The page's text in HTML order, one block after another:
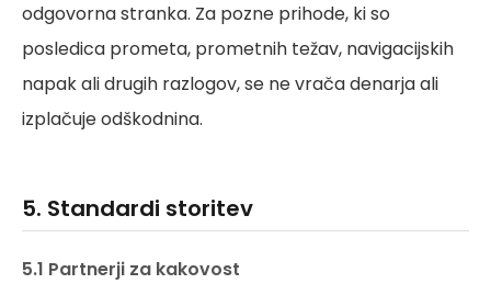
odgovorna stranka. Za pozne prihode, ki so
posledica prometa, prometnih težav, navigacijskih
napak ali drugih razlogov, se ne vrača denarja ali
izplačuje odškodnina.
5. Standardi storitev
5.1 Partnerji za kakovost